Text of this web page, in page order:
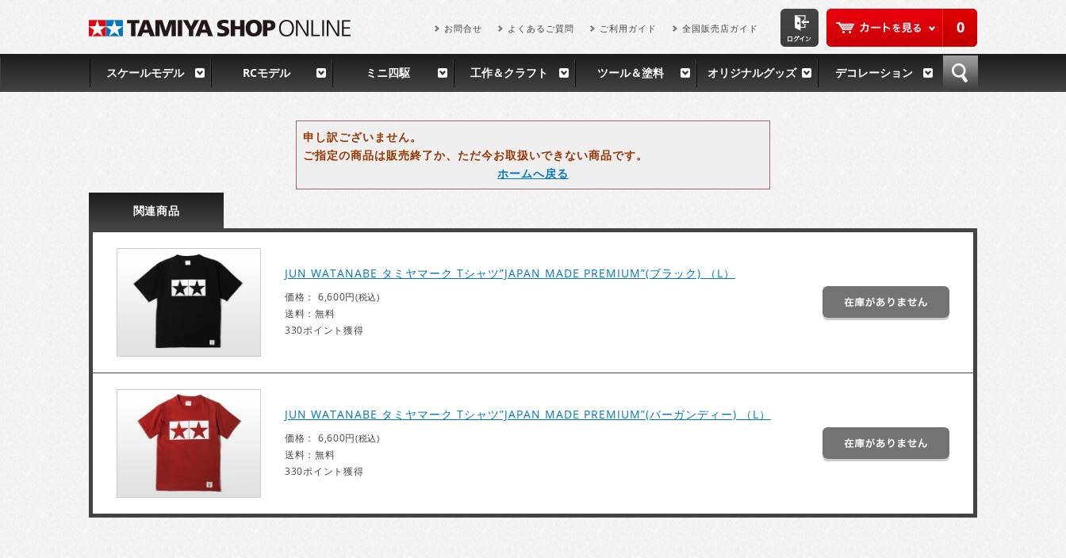
0
お問合せ よくあるご質問 ご利用ガイド 全国販売店ガイド
スケールモデル RCモデル ミニ四駆 工作＆クラフト ツール＆塗料 オリジナルグッズ デコレーション
申し訳ございません。
ご指定の商品は販売終了か、ただ今お取扱いできない商品です。
ホームへ戻る
関連商品
JUN WATANABE タミヤマーク Tシャツ”JAPAN MADE PREMIUM”(ブラック) （L）
価格： 6,600円(税込)
送料：無料
330ポイント獲得
JUN WATANABE タミヤマーク Tシャツ”JAPAN MADE PREMIUM”(バーガンディー) （L）
価格： 6,600円(税込)
送料：無料
330ポイント獲得